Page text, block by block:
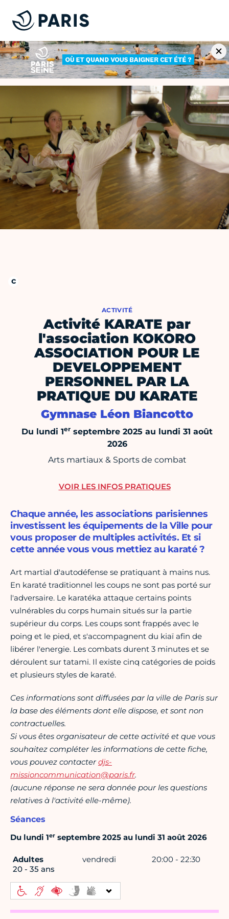
ACTIVITÉ
Activité KARATE par
l'association KOKORO
ASSOCIATION POUR LE
DEVELOPPEMENT
PERSONNEL PAR LA
PRATIQUE DU KARATE
Gymnase Léon Biancotto
Du lundi 1er septembre 2025 au lundi 31 août
2026
Arts martiaux & Sports de combat
Chaque année, les associations parisiennes
investissent les équipements de la Ville pour
vous proposer de multiples activités. Et si
cette année vous vous mettiez au karaté ?
Art martial d'autodéfense se pratiquant à mains nus.
En karaté traditionnel les coups ne sont pas porté sur
l'adversaire. Le karatéka attaque certains points
vulnérables du corps humain situés sur la partie
supérieur du corps. Les coups sont frappés avec le
poing et le pied, et s'accompagnent du kiaï afin de
libérer l'energie. Les combats durent 3 minutes et se
déroulent sur tatami. Il existe cinq catégories de poids
et plusieurs styles de karaté.
Ces informations sont diffusées par la ville de Paris sur
la base des éléments dont elle dispose, et sont non
contractuelles.
Si vous êtes organisateur de cette activité et que vous
souhaitez compléter les informations de cette fiche,
vous pouvez contacterdjs-
missioncommunication@paris.fr.
(aucune réponse ne sera donnée pour les questions
relatives à l'activité elle-même).
Séances
Du lundi 1er septembre 2025 au lundi 31 août 2026
Adultes
20 - 35 ans
vendredi 20:00 - 22:30
VOIR LES INFOS PRATIQUES